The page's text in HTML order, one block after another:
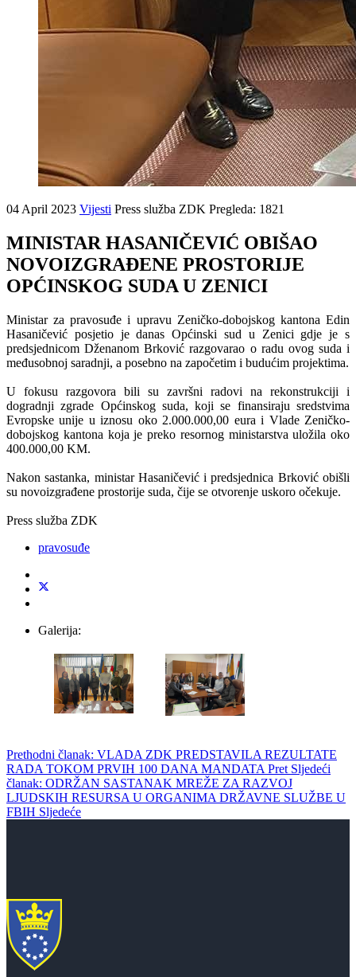
04 April 2023 Vijesti Press služba ZDK Pregleda: 1821
MINISTAR HASANIČEVIĆ OBIŠAO
NOVOIZGRAĐENE PROSTORIJE
OPĆINSKOG SUDA U ZENICI
Ministar za pravosuđe i upravu Zeničko-dobojskog kantona Edin
Hasaničević posjetio je danas Općinski sud u Zenici gdje je s
predsjednicom Dženanom Brković razgovarao o radu ovog suda i
međusobnoj saradnji, a posebno na započetim i budućim projektima.
U fokusu razgovora bili su završni radovi na rekonstrukciji i
dogradnji zgrade Općinskog suda, koji se finansiraju sredstvima
Evropske unije u iznosu oko 2.000.000,00 eura i Vlade Zeničko-
dobojskog kantona koja je preko resornog ministarstva uložila oko
400.000,00 KM.
Nakon sastanka, ministar Hasaničević i predsjednica Brković obišli
su novoizgrađene prostorije suda, čije se otvorenje uskoro očekuje.
Press služba ZDK
pravosuđe
Galerija:
Prethodni članak: VLADA ZDK PREDSTAVILA REZULTATE
RADA TOKOM PRVIH 100 DANA MANDATA Pret Sljedeći
članak: ODRŽAN SASTANAK MREŽE ZA RAZVOJ
LJUDSKIH RESURSA U ORGANIMA DRŽAVNE SLUŽBE U
FBIH Sljedeće